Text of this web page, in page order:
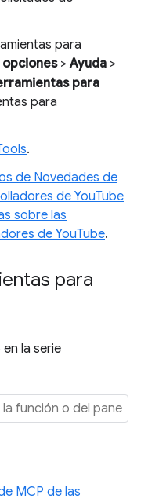
para
opciones>Ayuda >
para
para
.
de Novedades de
de YouTube
sobre las
de YouTube.
para
la serie
MCP de las